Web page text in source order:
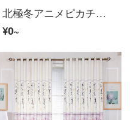
北極冬アニメピカチュウの可愛い子供部屋の遮光カーテン男の子と女の子の寝室のリビングルームの窓の下にある窓のサンバイザー黄色S 2 U幅1.0メートル*高さ2.7メートルのフック
¥0~